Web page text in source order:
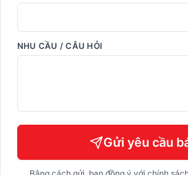
NHU CẦU / CÂU HỎI
Gửi yêu cầu